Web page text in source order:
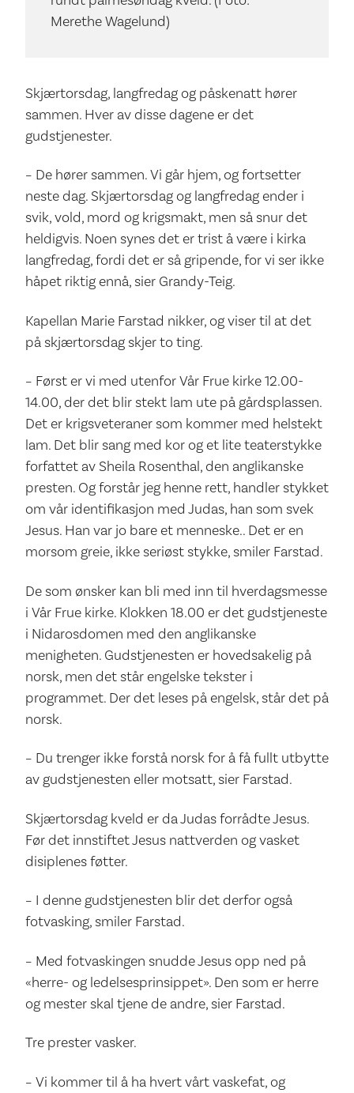
Merethe Wagelund)
Skjærtorsdag, langfredag og påskenatt hører
sammen. Hver av disse dagene er det
gudstjenester.
– De hører sammen. Vi går hjem, og fortsetter
neste dag. Skjærtorsdag og langfredag ender i
svik, vold, mord og krigsmakt, men så snur det
heldigvis. Noen synes det er trist å være i kirka
langfredag, fordi det er så gripende, for vi ser ikke
håpet riktig ennå, sier Grandy-Teig.
Kapellan Marie Farstad nikker, og viser til at det
på skjærtorsdag skjer to ting.
– Først er vi med utenfor Vår Frue kirke 12.00-
14.00, der det blir stekt lam ute på gårdsplassen.
Det er krigsveteraner som kommer med helstekt
lam. Det blir sang med kor og et lite teaterstykke
forfattet av Sheila Rosenthal, den anglikanske
presten. Og forstår jeg henne rett, handler stykket
om vår identifikasjon med Judas, han som svek
Jesus. Han var jo bare et menneske.. Det er en
morsom greie, ikke seriøst stykke, smiler Farstad.
De som ønsker kan bli med inn til hverdagsmesse
i Vår Frue kirke. Klokken 18.00 er det gudstjeneste
i Nidarosdomen med den anglikanske
menigheten. Gudstjenesten er hovedsakelig på
norsk, men det står engelske tekster i
programmet. Der det leses på engelsk, står det på
norsk.
– Du trenger ikke forstå norsk for å få fullt utbytte
av gudstjenesten eller motsatt, sier Farstad.
Skjærtorsdag kveld er da Judas forrådte Jesus.
Før det innstiftet Jesus nattverden og vasket
disiplenes føtter.
– I denne gudstjenesten blir det derfor også
fotvasking, smiler Farstad.
– Med fotvaskingen snudde Jesus opp ned på
«herre- og ledelsesprinsippet». Den som er herre
og mester skal tjene de andre, sier Farstad.
Tre prester vasker.
– Vi kommer til å ha hvert vårt vaskefat, og